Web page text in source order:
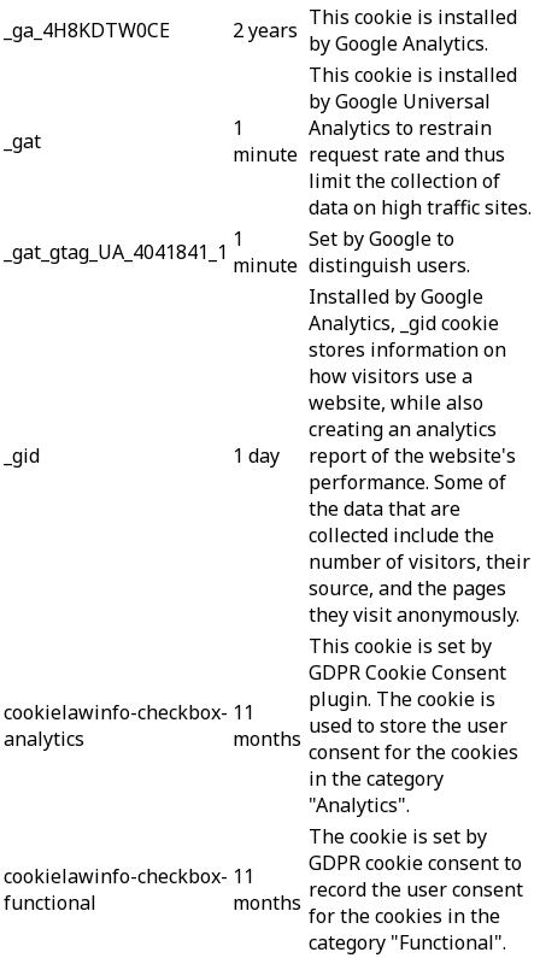
_ga_4H8KDTW0CE
2 years This cookie is installed
by Google Analytics.
_gat
1
minute
This cookie is installed
by Google Universal
Analytics to restrain
request rate and thus
limit the collection of
data on high traffic sites.
_gat_gtag_UA_4041841_1 1
minute
Set by Google to
distinguish users.
_gid 1 day
Installed by Google
Analytics, _gid cookie
stores information on
how visitors use a
website, while also
creating an analytics
report of the website's
performance. Some of
the data that are
collected include the
number of visitors, their
source, and the pages
they visit anonymously.
cookielawinfo-checkbox-
analytics
11
months
This cookie is set by
GDPR Cookie Consent
plugin. The cookie is
used to store the user
consent for the cookies
in the category
"Analytics".
cookielawinfo-checkbox-
functional
11
months
The cookie is set by
GDPR cookie consent to
record the user consent
for the cookies in the
category "Functional".